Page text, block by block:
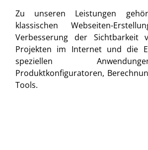
Zu unseren Leistungen
klassischen Webseiten-
Verbesserung der Sichtbarkeit
Projekten im Internet und die
speziellen
Produktkonfiguratoren,
Tools.